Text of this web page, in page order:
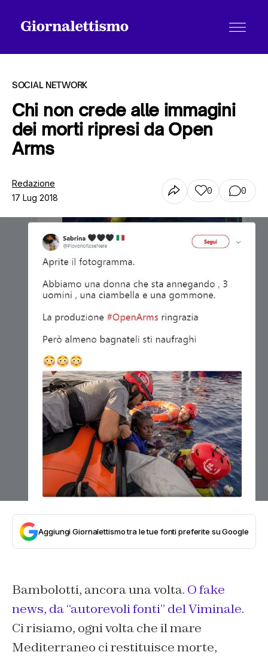
Tutti gli articoli
Chi siamo
Contatti
SOCIAL NETWORK
Chi non crede alle immagini
dei morti ripresi da Open
Arms
Redazione
17 Lug 2018
0 0
Aggiungi Giornalettismo tra le tue fonti preferite su Google
Bambolotti, ancora una volta. O fake
news, da “autorevoli fonti” del Viminale.
Ci risiamo, ogni volta che il mare
Mediterraneo ci restituisce morte,